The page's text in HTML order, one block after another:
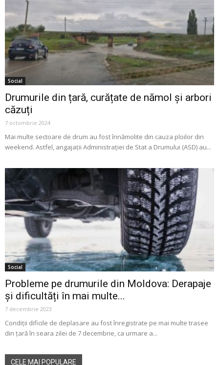
Social
Drumurile din țară, curățate de nămol și arbori
căzuți
7 octombrie 2024
Mai multe sectoare de drum au fost înnămolite din cauza ploilor din
weekend. Astfel, angajații Administrației de Stat a Drumului (ASD) au...
Social
Probleme pe drumurile din Moldova: Derapaje
și dificultăți în mai multe...
7 decembrie 2023
Condiții dificile de deplasare au fost înregistrate pe mai multe trasee
din țară în seara zilei de 7 decembrie, ca urmare a...
CELE MAI POPULARE